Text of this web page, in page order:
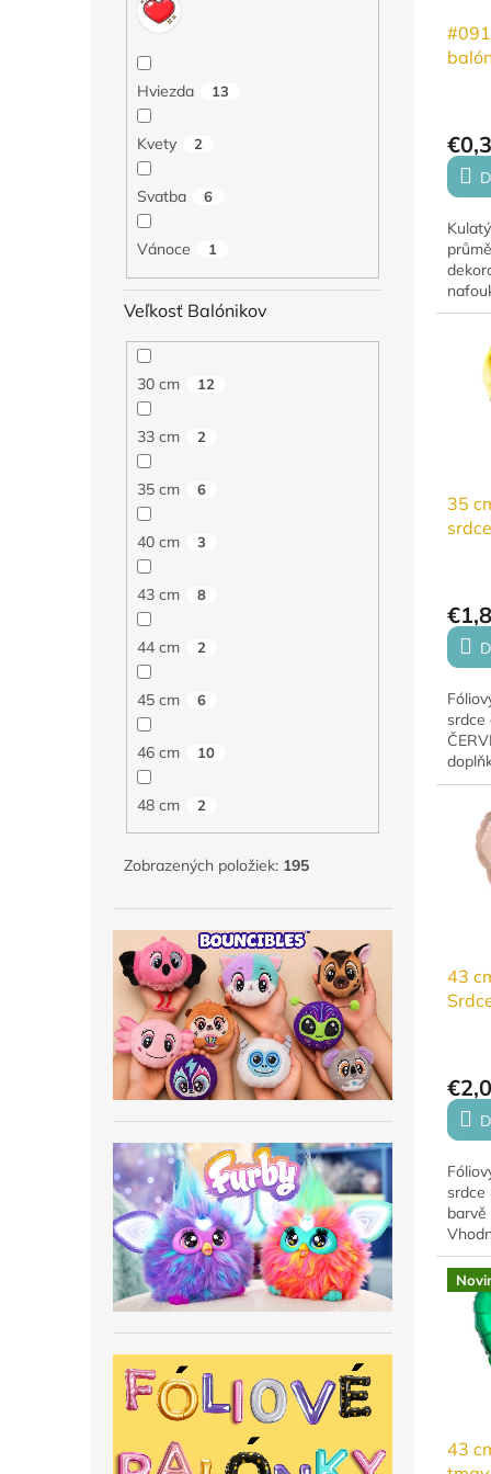
Hviezda 13
Kvety 2
Svatba 6
Vánoce 1
Veľkosť Balónikov
30 cm 12
33 cm 2
35 cm 6
40 cm 3
43 cm 8
44 cm 2
45 cm 6
46 cm 10
48 cm 2
Zobrazených položiek: 195
35
srdce
43
srdce
43